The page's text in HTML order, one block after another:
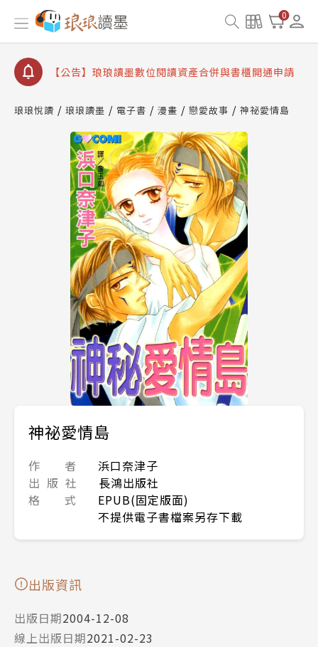
0
查詢
【公告】因 Readmoo 讀墨系統維護中，本站同步暫
停部分閱讀服務
【公告】琅琅讀墨數位閱讀資產合併與書櫃開通申請
【公告】琅琅讀墨 3 分鐘完成書櫃開通與資產合併申
請圖文教學
【公告】琅琅書店服務升級重要說明及資產合併結果
查詢
【公告】因 Readmoo 讀墨系統維護中，本站同步暫
停部分閱讀服務
琅琅悅讀 琅琅讀墨 電子書 漫畫 戀愛故事 神祕愛情島
神祕愛情島
作 者
浜口奈津子
出 版 社
長鴻出版社
格 式
EPUB(固定版面)
不提供電子書檔案另存下載
出版資訊
出版日期2004-12-08
線上出版日期2021-02-23